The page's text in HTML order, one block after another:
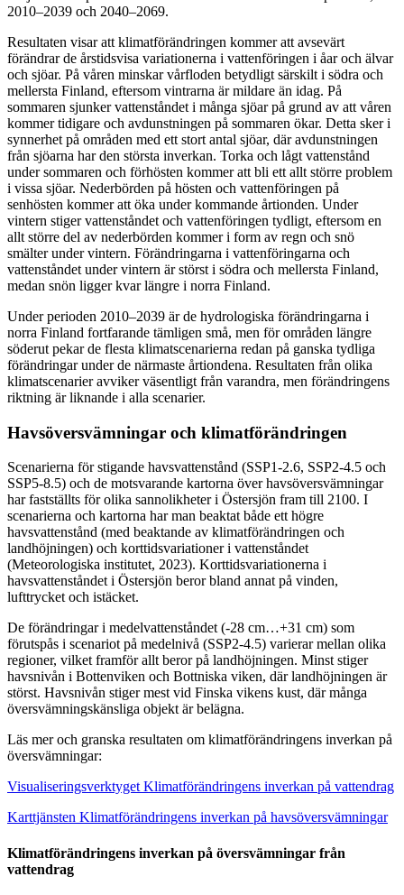
2010–2039 och 2040–2069.
Resultaten visar att klimatförändringen kommer att avsevärt
förändrar de årstidsvisa variationerna i vattenföringen i åar och älvar
och sjöar. På våren minskar vårfloden betydligt särskilt i södra och
mellersta Finland, eftersom vintrarna är mildare än idag. På
sommaren sjunker vattenståndet i många sjöar på grund av att våren
kommer tidigare och avdunstningen på sommaren ökar. Detta sker i
synnerhet på områden med ett stort antal sjöar, där avdunstningen
från sjöarna har den största inverkan. Torka och lågt vattenstånd
under sommaren och förhösten kommer att bli ett allt större problem
i vissa sjöar. Nederbörden på hösten och vattenföringen på
senhösten kommer att öka under kommande årtionden. Under
vintern stiger vattenståndet och vattenföringen tydligt, eftersom en
allt större del av nederbörden kommer i form av regn och snö
smälter under vintern. Förändringarna i vattenföringarna och
vattenståndet under vintern är störst i södra och mellersta Finland,
medan snön ligger kvar längre i norra Finland.
Under perioden 2010–2039 är de hydrologiska förändringarna i
norra Finland fortfarande tämligen små, men för områden längre
söderut pekar de flesta klimatscenarierna redan på ganska tydliga
förändringar under de närmaste årtiondena. Resultaten från olika
klimatscenarier avviker väsentligt från varandra, men förändringens
riktning är liknande i alla scenarier.
Havsöversvämningar och klimatförändringen
Scenarierna för stigande havsvattenstånd (SSP1-2.6, SSP2-4.5 och
SSP5-8.5) och de motsvarande kartorna över havsöversvämningar
har fastställts för olika sannolikheter i Östersjön fram till 2100. I
scenarierna och kartorna har man beaktat både ett högre
havsvattenstånd (med beaktande av klimatförändringen och
landhöjningen) och korttidsvariationer i vattenståndet
(Meteorologiska institutet, 2023). Korttidsvariationerna i
havsvattenståndet i Östersjön beror bland annat på vinden,
lufttrycket och istäcket.
De förändringar i medelvattenståndet (-28 cm…+31 cm) som
förutspås i scenariot på medelnivå (SSP2-4.5) varierar mellan olika
regioner, vilket framför allt beror på landhöjningen. Minst stiger
havsnivån i Bottenviken och Bottniska viken, där landhöjningen är
störst. Havsnivån stiger mest vid Finska vikens kust, där många
översvämningskänsliga objekt är belägna.
Läs mer och granska resultaten om klimatförändringens inverkan på
översvämningar:
Visualiseringsverktyget Klimatförändringens inverkan på vattendrag
Karttjänsten Klimatförändringens inverkan på havsöversvämningar
Klimatförändringens inverkan på översvämningar från
vattendrag